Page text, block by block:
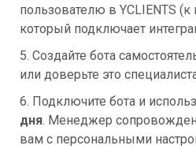
пользователю в YCLIENTS
который подключает
5. Создайте бота
или доверьте это
6. Подключите бота и
дня. Менеджер
вам с персональными